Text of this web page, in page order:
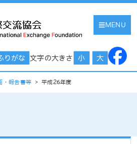
MENU
りがな 文字の大きさ 小 大
・報告書等 > 平成26年度